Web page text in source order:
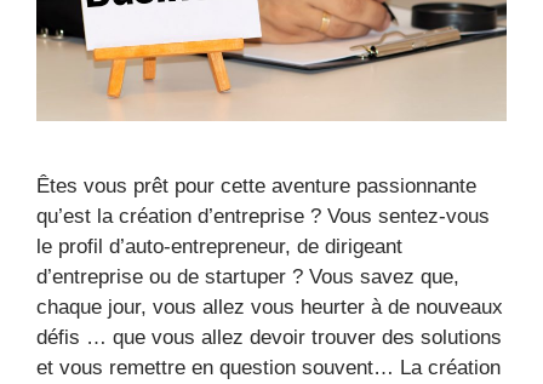
Êtes vous prêt pour cette aventure passionnante
qu’est la création d’entreprise ? Vous sentez-vous
le profil d’auto-entrepreneur, de dirigeant
d’entreprise ou de startuper ? Vous savez que,
chaque jour, vous allez vous heurter à de nouveaux
défis … que vous allez devoir trouver des solutions
et vous remettre en question souvent… La création